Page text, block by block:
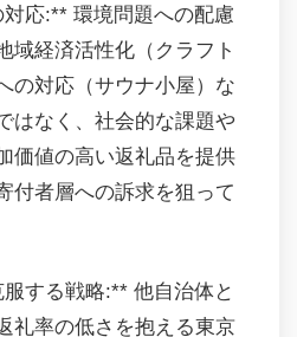
応:** 環境問題への配慮
域経済活性化（クラフト
の対応（サウナ小屋）な
はなく、社会的な課題や
価値の高い返礼品を提供
付者層への訴求を狙って
する戦略:** 他自治体と
礼率の低さを抱える東京